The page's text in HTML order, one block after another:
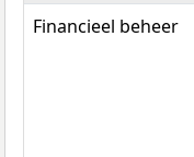
Financieel beheer